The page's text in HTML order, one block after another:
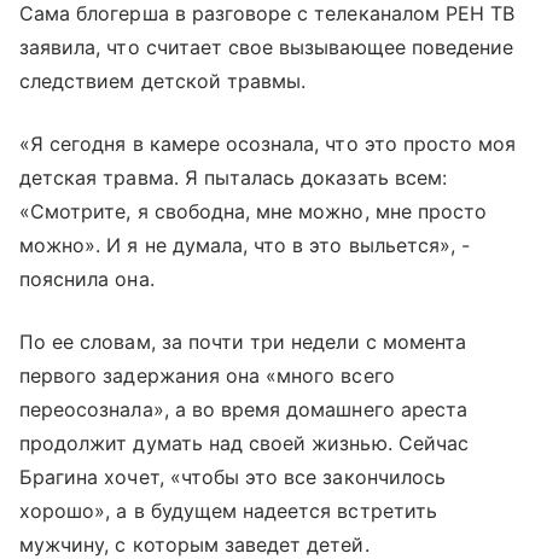
Сама блогерша в разговоре с телеканалом РЕН ТВ
заявила, что считает свое вызывающее поведение
следствием детской травмы.
«Я сегодня в камере осознала, что это просто моя
детская травма. Я пыталась доказать всем:
«Смотрите, я свободна, мне можно, мне просто
можно». И я не думала, что в это выльется», -
пояснила она.
По ее словам, за почти три недели с момента
первого задержания она «много всего
переосознала», а во время домашнего ареста
продолжит думать над своей жизнью. Сейчас
Брагина хочет, «чтобы это все закончилось
хорошо», а в будущем надеется встретить
мужчину, с которым заведет детей.